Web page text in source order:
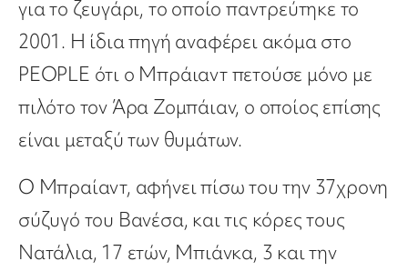
για το ζευγάρι, το οποίο παντρεύτηκε το
2001. Η ίδια πηγή αναφέρει ακόμα στο
PEOPLE ότι ο Μπράιαντ πετούσε μόνο με
πιλότο τον Άρα Ζομπάιαν, ο οποίος επίσης
είναι μεταξύ των θυμάτων.
Ο Μπραίαντ, αφήνει πίσω του την 37χρονη
σύζυγό του Βανέσα, και τις κόρες τους
Νατάλια, 17 ετών, Μπιάνκα, 3 και την